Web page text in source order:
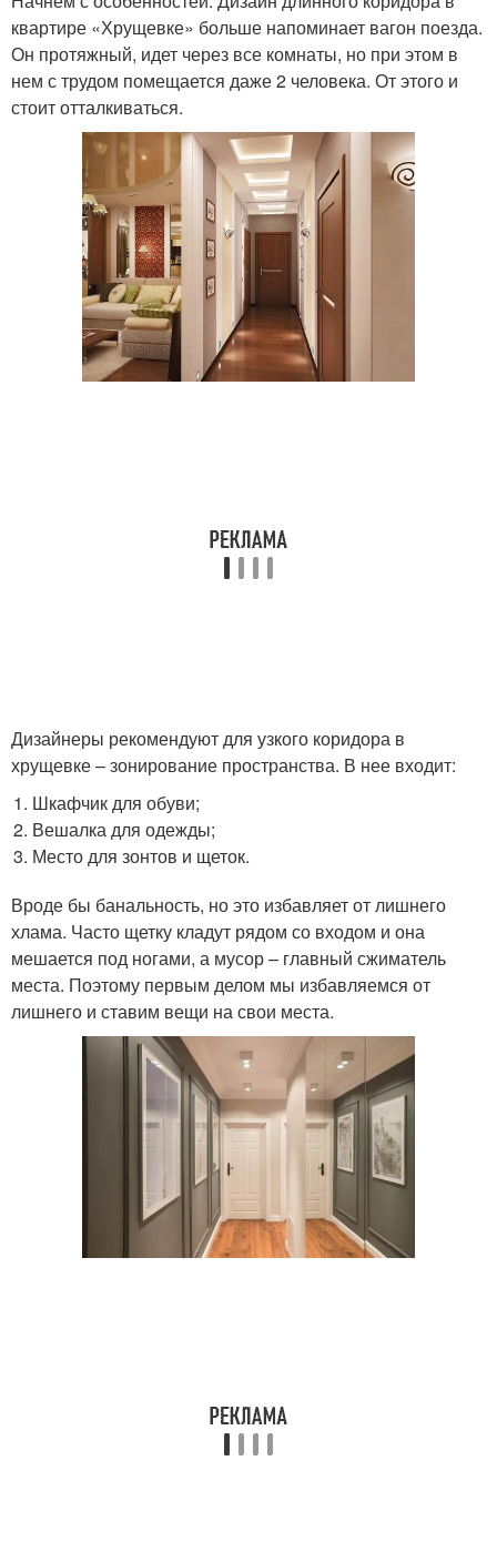
квартире «Хрущевке» больше напоминает вагон поезда.
Он протяжный, идет через все комнаты, но при этом в
нем с трудом помещается даже 2 человека. От этого и
стоит отталкиваться.
Дизайнеры рекомендуют для узкого коридора в
хрущевке – зонирование пространства. В нее входит:
Шкафчик для обуви;
Вешалка для одежды;
Место для зонтов и щеток.
Вроде бы банальность, но это избавляет от лишнего
хлама. Часто щетку кладут рядом со входом и она
мешается под ногами, а мусор – главный сжиматель
места. Поэтому первым делом мы избавляемся от
лишнего и ставим вещи на свои места.